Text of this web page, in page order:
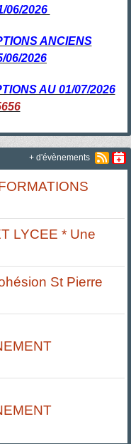
06/2026
ANCIENS
06/2026
AU 01/07/2026
LYCEE * Une
St Pierre
+ d'évènements